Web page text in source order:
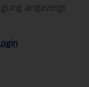
angezeigt